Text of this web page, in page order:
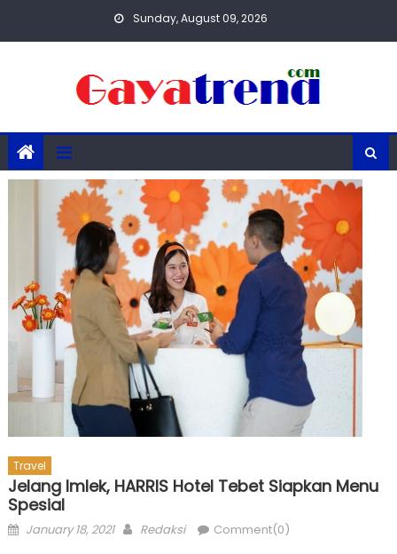
Sunday, August 09, 2026
Travel
Jelang Imlek, HARRIS Hotel Tebet Siapkan Menu
Spesial
Posted
January 18, 2021 Author
Redaksi Comment(0)